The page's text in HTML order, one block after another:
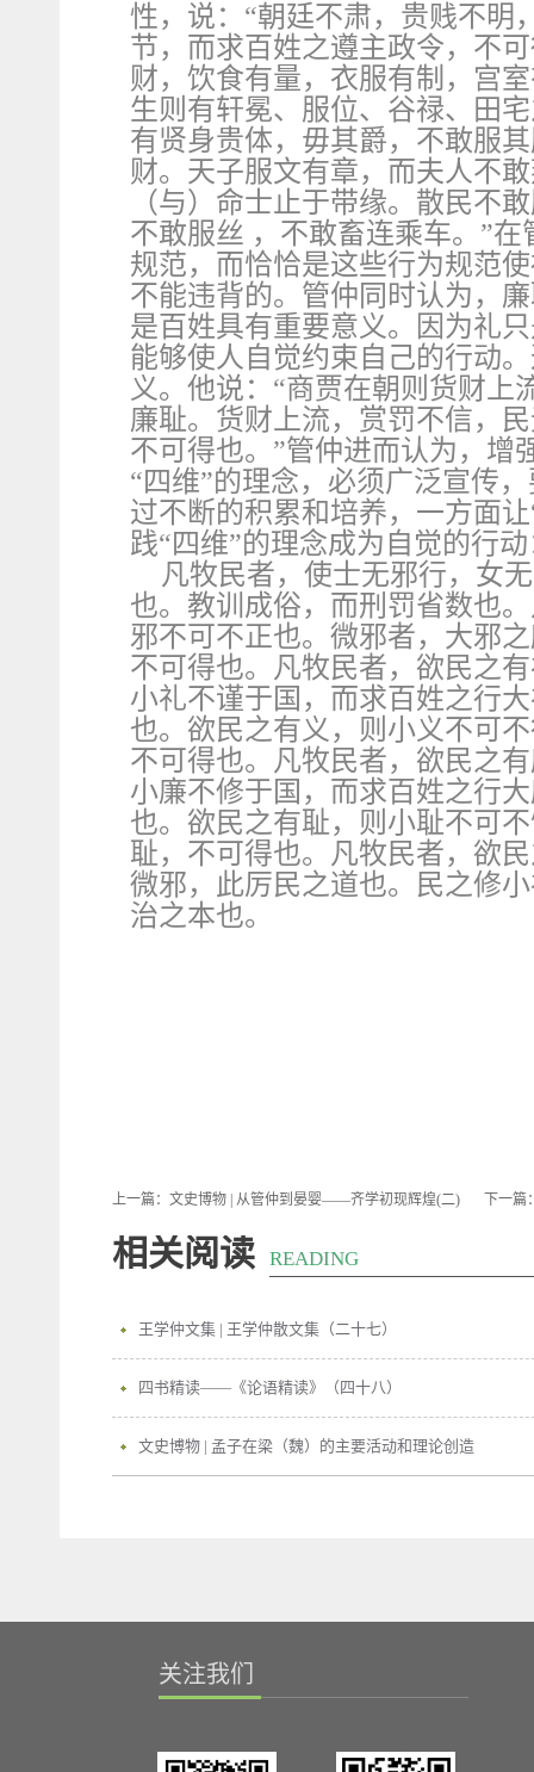
性，说：“朝廷不肃，贵贱不明
节，而求百姓之遵主政令，不
财，饮食有量，衣服有制，宫
生则有轩冕、服位、谷禄、田
有贤身贵体，毋其爵，不敢服
财。天子服文有章，而夫人不
（与）命士止于带缘。散民不
不敢服丝 ，不敢畜连乘车。”
规范，而恰恰是这些行为规范
不能违背的。管仲同时认为，
是百姓具有重要意义。因为礼
能够使人自觉约束自己的行动
义。他说：“商贾在朝则货财上
廉耻。货财上流，赏罚不信，
不可得也。”管仲进而认为，增
“四维”的理念，必须广泛宣传
过不断的积累和培养，一方面
践“四维”的理念成为自觉的行
凡牧民者，使士无邪行，女
也。教训成俗，而刑罚省数也
邪不可不正也。微邪者，大邪
不可得也。凡牧民者，欲民之
小礼不谨于国，而求百姓之行
也。欲民之有义，则小义不可
不可得也。凡牧民者，欲民之
小廉不修于国，而求百姓之行
也。欲民之有耻，则小耻不可
耻，不可得也。凡牧民者，欲
微邪，此厉民之道也。民之修
治之本也。
上一篇： 文史博物 | 从管仲到晏婴——齐学初现辉煌(二) 下一篇
相关阅读 READING
王学仲文集 | 王学仲散文集（二十七）
四书精读——《论语精读》（四十八）
文史博物 | 孟子在梁（魏）的主要活动和理论创造
关注我们